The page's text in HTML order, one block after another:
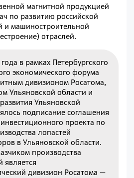
магнитной продукцией
по развитию российской
и машиностроительной
отраслей.
в рамках Петербургского
экономического форума
дивизионом Росатома,
Ульяновской области и
Ульяновской
подписание соглашения
проекта по
лопастей
в Ульяновской области.
производства
является
дивизион Росатома —